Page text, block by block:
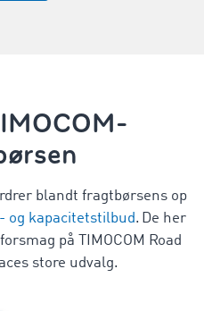
blandt fragtbørsens op
og kapacitetstilbud. De her
på TIMOCOM Road
store udvalg.